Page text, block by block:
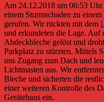
Am 24.12.2018 um 06:53
einem Sturmschaden zu
gerufen. Wir rückten mit dem
und erkundeten die Lage. Auf
Abdeckbleche gelöst und
Parkplatz zu stürzten. Mittels
uns Zugang zum Dach und
Lichtmasten aus. Wir
Bleche und sicherten die
einer weiteren Kontrolle des
Gerätehaus ein.